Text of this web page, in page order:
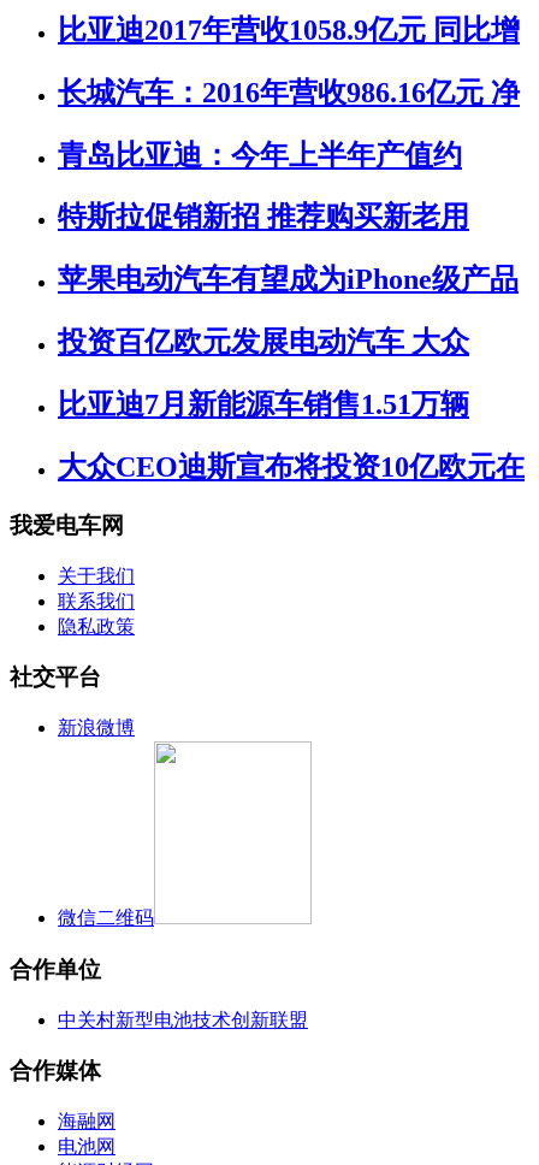
比亚迪2017年营收1058.9亿元 同比增
长城汽车：2016年营收986.16亿元 净
青岛比亚迪：今年上半年产值约
特斯拉促销新招 推荐购买新老用
苹果电动汽车有望成为iPhone级产品
投资百亿欧元发展电动汽车 大众
比亚迪7月新能源车销售1.51万辆
大众CEO迪斯宣布将投资10亿欧元在
我爱电车网
关于我们
联系我们
隐私政策
社交平台
新浪微博
微信二维码
合作单位
中关村新型电池技术创新联盟
合作媒体
海融网
电池网